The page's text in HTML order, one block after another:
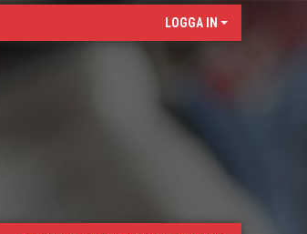
LOGGA IN